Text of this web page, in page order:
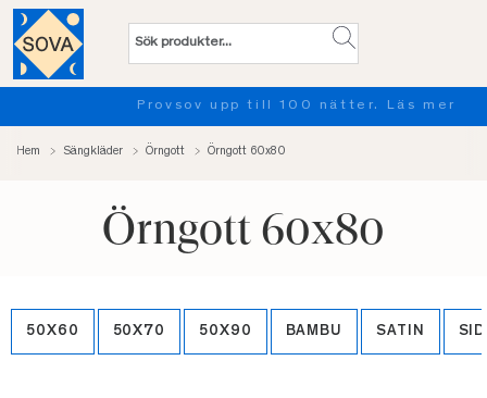
Provsov upp till 100 nätter. Läs mer
Hem Sängkläder Örngott Örngott 60x80
Örngott 60x80
50X60 50X70 50X90 BAMBU SATIN